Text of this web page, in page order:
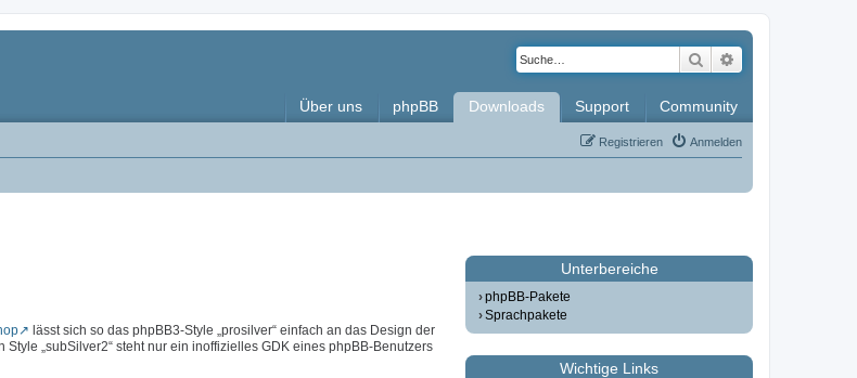
Suche
Über uns phpBB Downloads Support Community
Anmelden
Registrieren
lässt sich so das phpBB3-Style „prosilver“ einfach an das Design der
„subSilver2“ steht nur ein inoffizielles GDK eines phpBB-Benutzers
Unterbereiche
phpBB-Pakete
Sprachpakete
Wichtige Links